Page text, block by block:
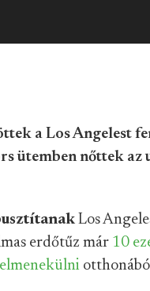
a Los Angelest
ütemben nőttek az
Los
erdőtűz már 10